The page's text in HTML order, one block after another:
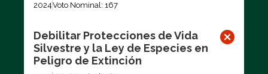
2024Voto Nominal: 167
Debilitar Protecciones de Vida
Silvestre y la Ley de Especies en
Peligro de Extinción